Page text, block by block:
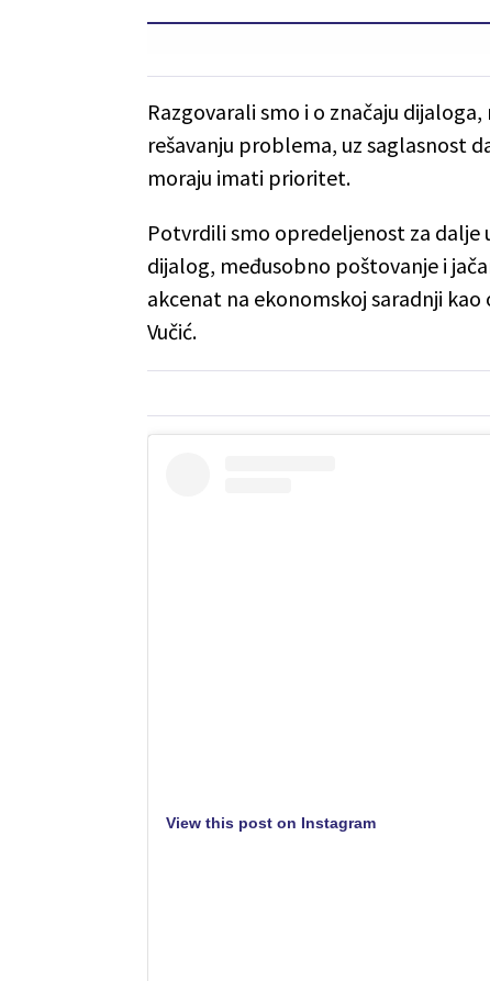
Razgovarali smo i o značaju
rešavanju problema, uz saglasnost
moraju imati prioritet.
Potvrdili smo opredeljenost za
dijalog, međusobno poštovanje i
akcenat na ekonomskoj saradnji
Vučić.
View this post on Instagram